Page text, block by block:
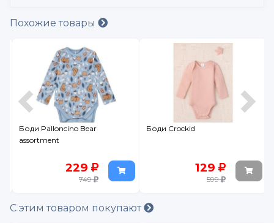
Похожие товары
Боди Palloncino Bear
assortment
229
749
Боди Crockid
129
599
С этим товаром покупают